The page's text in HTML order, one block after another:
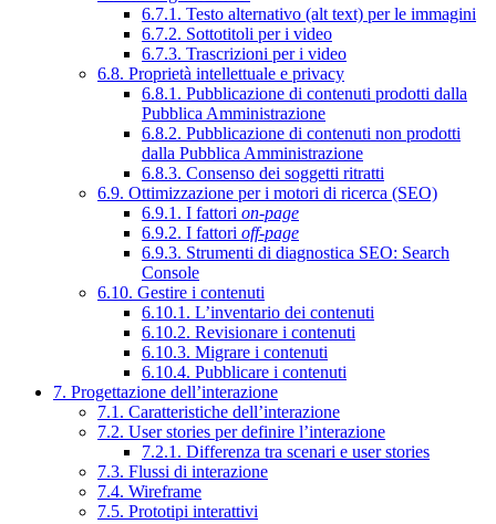
6.7.1. Testo alternativo (alt text) per le immagini
6.7.2. Sottotitoli per i video
6.7.3. Trascrizioni per i video
6.8. Proprietà intellettuale e privacy
6.8.1. Pubblicazione di contenuti prodotti dalla
Pubblica Amministrazione
6.8.2. Pubblicazione di contenuti non prodotti
dalla Pubblica Amministrazione
6.8.3. Consenso dei soggetti ritratti
6.9. Ottimizzazione per i motori di ricerca (SEO)
6.9.1. I fattori on-page
6.9.2. I fattori off-page
6.9.3. Strumenti di diagnostica SEO: Search
Console
6.10. Gestire i contenuti
6.10.1. L’inventario dei contenuti
6.10.2. Revisionare i contenuti
6.10.3. Migrare i contenuti
6.10.4. Pubblicare i contenuti
7. Progettazione dell’interazione
7.1. Caratteristiche dell’interazione
7.2. User stories per definire l’interazione
7.2.1. Differenza tra scenari e user stories
7.3. Flussi di interazione
7.4. Wireframe
7.5. Prototipi interattivi